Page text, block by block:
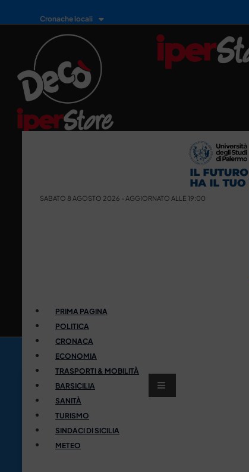
Cronache locali
SABATO 8 AGOSTO 2026 - AGGIORNATO ALLE 19:00
PRIMA PAGINA
POLITICA
CRONACA
ECONOMIA
TRASPORTI & MOBILITÀ
BARSICILIA
SANITÀ
TURISMO
SINDACI DI SICILIA
METEO